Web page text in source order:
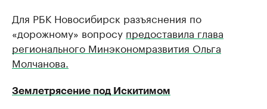
Для РБК Новосибирск разъяснения по
«дорожному» вопросу предоставила глава
регионального Минэкономразвития Ольга
Молчанова.
Землетрясение под Искитимом